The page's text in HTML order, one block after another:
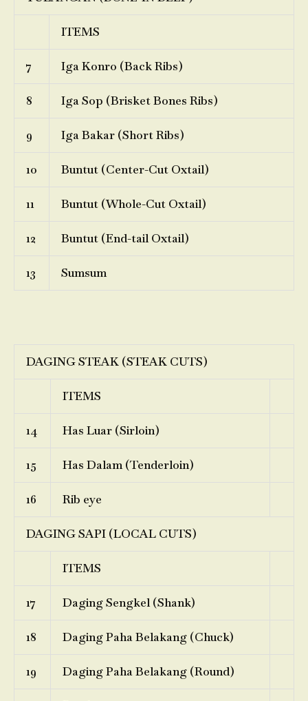
ITEMS
7 Iga Konro (Back Ribs)
8 Iga Sop (Brisket Bones Ribs)
9 Iga Bakar (Short Ribs)
10 Buntut (Center-Cut Oxtail)
11 Buntut (Whole-Cut Oxtail)
12 Buntut (End-tail Oxtail)
13 Sumsum
DAGING STEAK (STEAK CUTS)
ITEMS
14 Has Luar (Sirloin)
15 Has Dalam (Tenderloin)
16 Rib eye
DAGING SAPI (LOCAL CUTS)
ITEMS
17 Daging Sengkel (Shank)
18 Daging Paha Belakang (Chuck)
19 Daging Paha Belakang (Round)